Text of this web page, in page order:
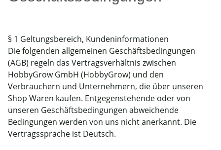
§ 1 Geltungsbereich, Kundeninformationen
Die folgenden allgemeinen Geschäftsbedingungen
(AGB) regeln das Vertragsverhältnis zwischen
HobbyGrow GmbH (HobbyGrow) und den
Verbrauchern und Unternehmern, die über unseren
Shop Waren kaufen. Entgegenstehende oder von
unseren Geschäftsbedingungen abweichende
Bedingungen werden von uns nicht anerkannt. Die
Vertragssprache ist Deutsch.